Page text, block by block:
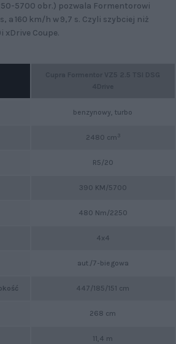
5700 obr.) pozwala Formentorowi
a 160 km/h w 9,7 s. Czyli szybciej niż
xDrive Coupe.
benzynowy, turbo
2480 cm 3
R5/20
390 KM/5700
480 Nm/2250
4x4
aut./7-biegowa
447/185/151 cm
268 cm
11,4 m